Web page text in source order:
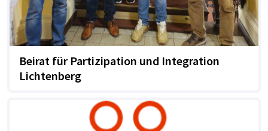
Beirat für Partizipation und Integration
Lichtenberg